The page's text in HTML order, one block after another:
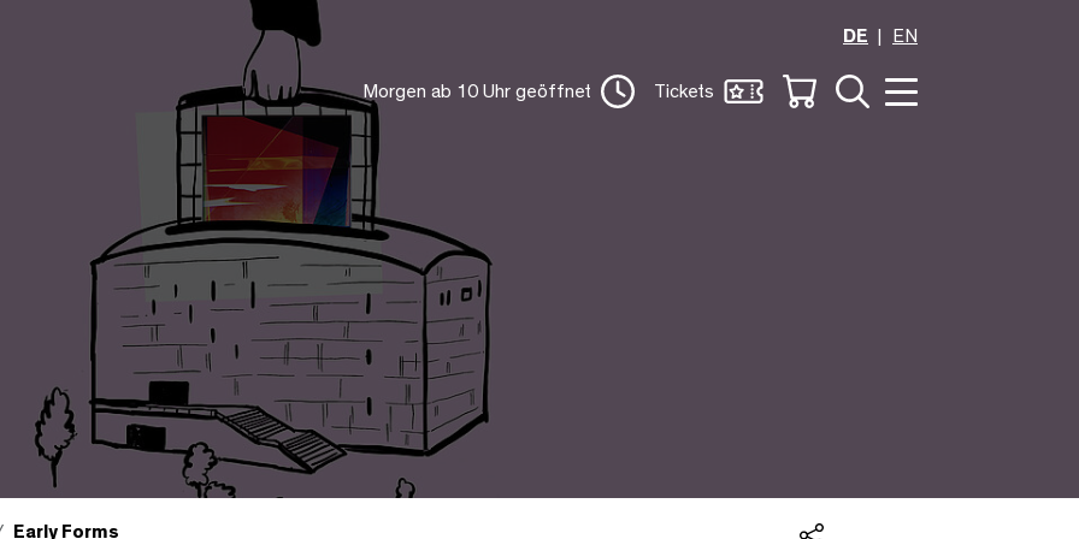
DE
EN
Morgen ab 10 Uhr geöffnet Tickets
Early Forms